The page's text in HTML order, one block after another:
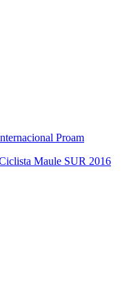
Proam
Maule SUR 2016